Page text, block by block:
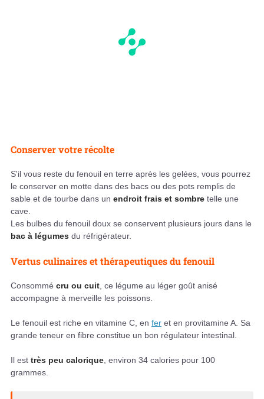
Conserver votre récolte
S'il vous reste du fenouil en terre après les gelées, vous pourrez
le conserver en motte dans des bacs ou des pots remplis de
sable et de tourbe dans un endroit frais et sombre telle une
cave.
Les bulbes du fenouil doux se conservent plusieurs jours dans le
bac à légumes du réfrigérateur.
Vertus culinaires et thérapeutiques du fenouil
Consommé cru ou cuit , ce légume au léger goût anisé
accompagne à merveille les poissons.
Le fenouil est riche en vitamine C, en fer et en provitamine A. Sa
grande teneur en fibre constitue un bon régulateur intestinal.
Il est très peu calorique , environ 34 calories pour 100
grammes.